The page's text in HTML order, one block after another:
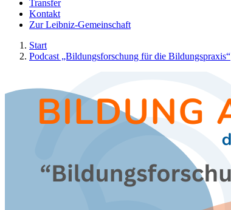
Transfer
Kontakt
Zur Leibniz-Gemeinschaft
Start
Podcast „Bildungsforschung für die Bildungspraxis“